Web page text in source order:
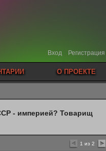
Вход Регистрация
О ПРОЕКТЕ
- империей? Товарищ
1 из 2